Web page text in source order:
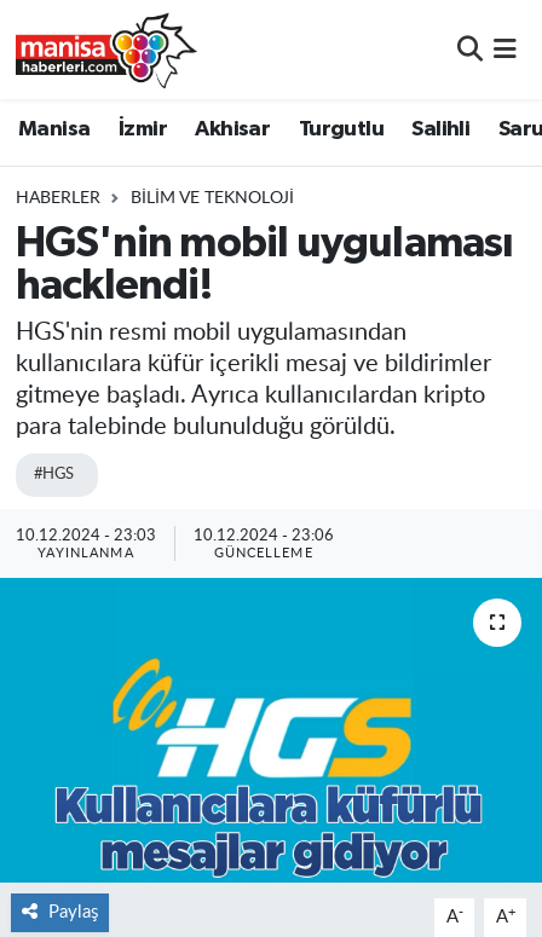
Manisa İzmir Akhisar Turgutlu Salihli
HABERLER BILIM VE TEKNOLOJI
HGS'nin mobil uygulaması
hacklendi!
HGS'nin resmi mobil uygulamasından
kullanıcılara küfür içerikli mesaj ve bildirimler
gitmeye başladı. Ayrıca kullanıcılardan kripto
para talebinde bulunulduğu görüldü.
#HGS
10.12.2024 - 23:03
YAYINLANMA
10.12.2024 - 23:06
GÜNCELLEME
Paylaş A- A+
Turgutlu
Salihli
Saruhanlı
Resmi İlanlar
Manisa Nöbetçi Eczaneler
Manisa Trafik Yoğunluk Haritası
Süper Lig Puan Durumu ve Fikstür
Tüm Manşetler
Haber Arşivi